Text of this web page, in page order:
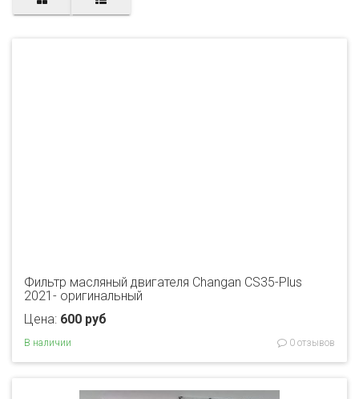
Фильтр масляный двигателя Changan CS35-Plus
2021- оригинальный
Цена: 600 руб
В наличии 0 отзывов